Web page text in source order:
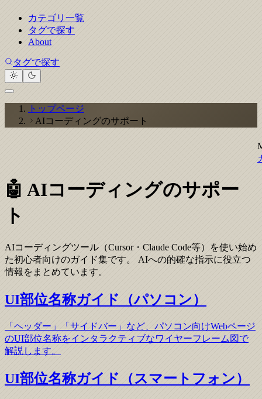
カテゴリ一覧
タグで探す
About
タグで探す
トップページ
AIコーディングのサポート
🤖 AIコーディングのサポー
ト
AIコーディングツール（Cursor・Claude Code等）を使い始め
た初心者向けのガイド集です。 AIへの的確な指示に役立つ
情報をまとめています。
UI部位名称ガイド（パソコン）
「ヘッダー」「サイドバー」など、パソコン向けWebページ
のUI部位名称をインタラクティブなワイヤーフレーム図で
解説します。
UI部位名称ガイド（スマートフォン）